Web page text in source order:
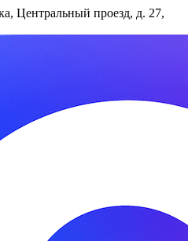
Центральный проезд, д. 27,